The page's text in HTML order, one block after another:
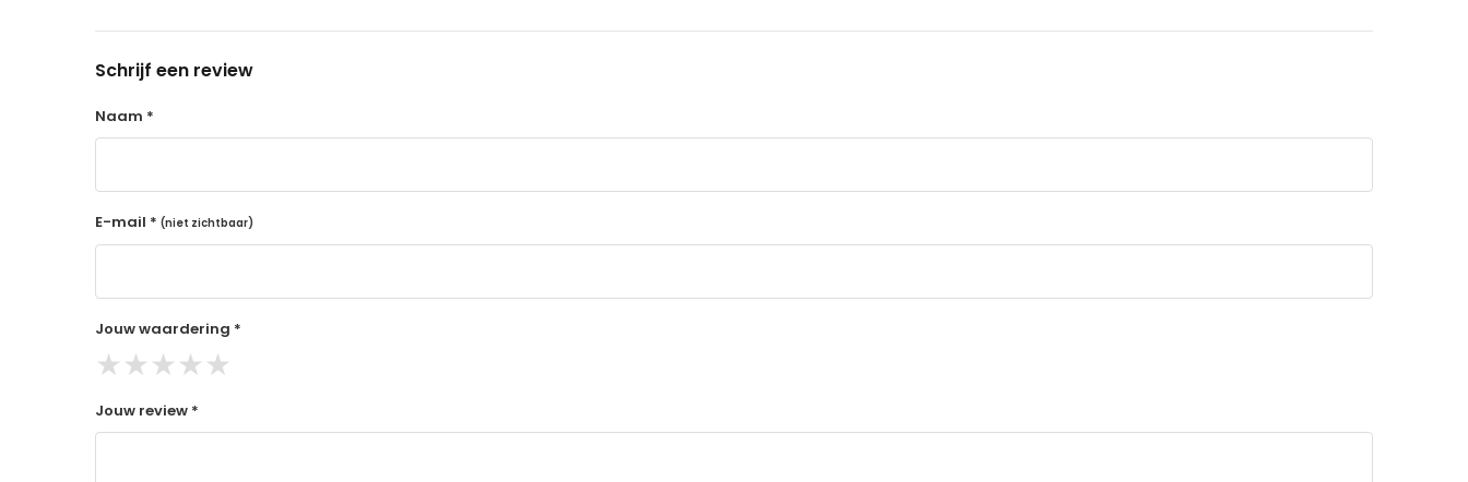
14 dagen retourtermijn
Binnen 14 dagen een terugbetaling na ontvangst van retour
De terugbetaling wordt gedaan via de betaalmethode waarmee de bestelling is gedaan
Schrijf een review
Naam *
E-mail * (niet zichtbaar)
Jouw waardering *
★★★★★
Jouw review *